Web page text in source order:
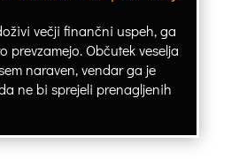
večji finančni uspeh, ga
prevzamejo. Občutek veselja
naraven, vendar ga je
ne bi sprejeli prenagljenih